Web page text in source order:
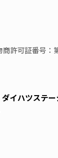
商許可証番号
ダイハツステ